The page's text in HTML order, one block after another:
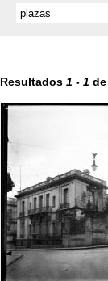
Resultados 1 - 1 de